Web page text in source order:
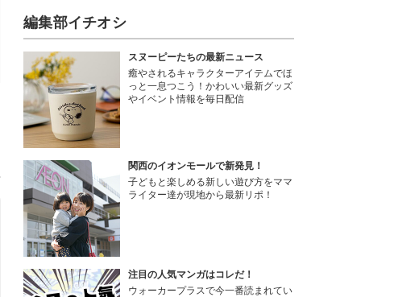
編集部イチオシ
スヌーピーたちの最新ニュース
癒やされるキャラクターアイテムでほ
っと一息つこう！かわいい最新グッズ
やイベント情報を毎日配信
関西のイオンモールで新発見！
子どもと楽しめる新しい遊び方をママ
ライター達が現地から最新リポ！
注目の人気マンガはコレだ！
ウォーカープラスで今一番読まれてい